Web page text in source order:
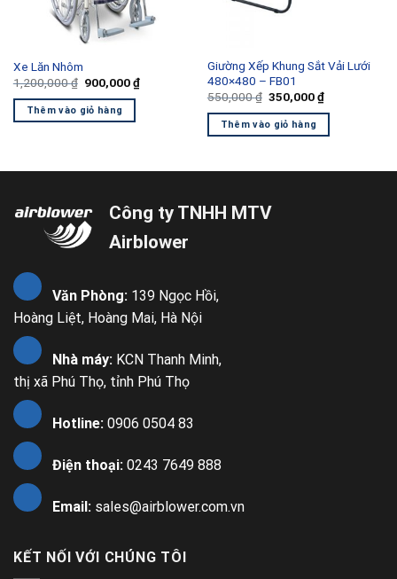
Xe Lăn Nhôm
1,200,000₫ Giá
là:
1,200,000 ₫.
900,000₫Giá
hiện
Thêm vào giỏ hàng
Giường Xếp Khung Sắt Vải Lưới
480×480 – FB01
550,000₫ Giá
là:
550,000 ₫.
350,000₫Giá
hiện
tại
Thêm vào giỏ hàng
Công ty TNHH MTV
Airblower
Văn Phòng: 139 Ngọc Hồi,
Hoàng Liệt, Hoàng Mai, Hà Nội
Nhà máy: KCN Thanh Minh,
thị xã Phú Thọ, tỉnh Phú Thọ
Hotline: 0906 0504 83
Điện thoại: 0243 7649 888
Email: sales@airblower.com.vn
KẾT NỐI VỚI CHÚNG TÔI